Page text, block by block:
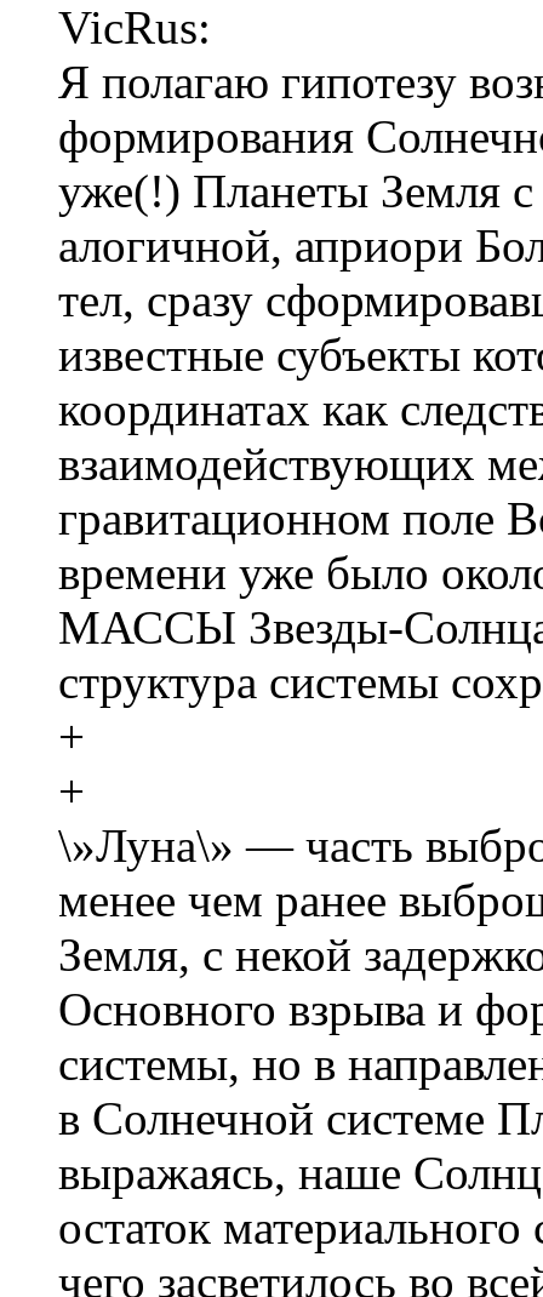
VicRus:
Я полагаю гипотезу
формирования
уже(!) Планеты Земля
алогичной, априори
тел, сразу
известные субъекты
координатах как
взаимодействующих
гравитационном поле
времени уже было
МАССЫ Звезды-Солнца
структура системы
+
+
\»Луна\» — часть
менее чем ранее
Земля, с некой
Основного взрыва и
системы, но в
в Солнечной системе
выражаясь, наше
остаток
чего засветилось во